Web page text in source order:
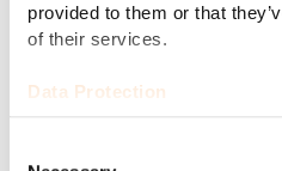
provided to them or that
of their services.
Data Protection